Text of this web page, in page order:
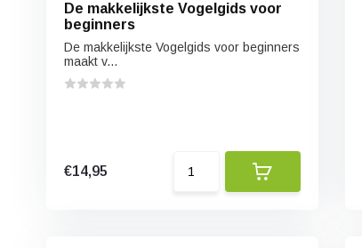
De makkelijkste Vogelgids voor
beginners
De makkelijkste Vogelgids voor beginners
maakt v...
€14,95